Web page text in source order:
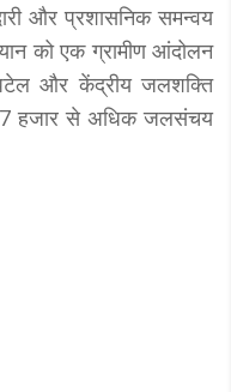
और प्रशासनिक समन्वय
को एक ग्रामीण आंदोलन
और केंद्रीय जलशक्ति
67 हजार से अधिक जलसंचय